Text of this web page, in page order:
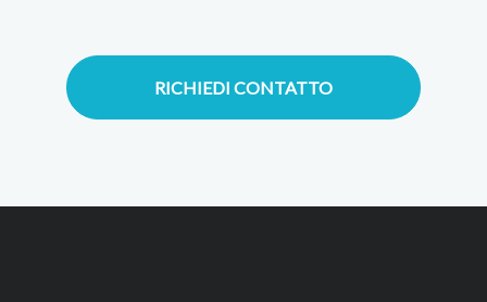
RICHIEDI CONTATTO